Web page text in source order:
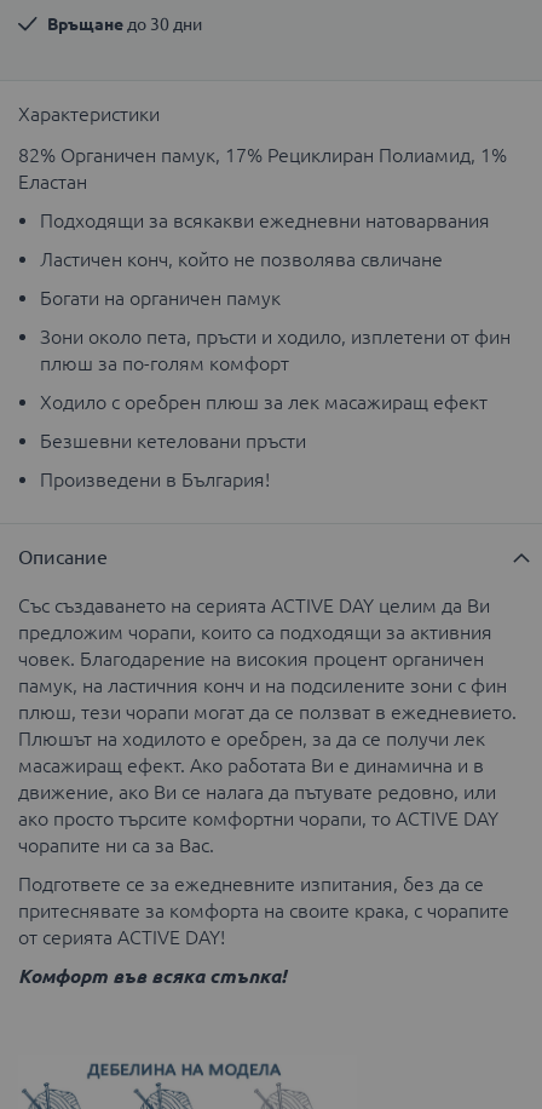
Връщане до 30 дни
Характеристики
82% Органичен памук, 17% Рециклиран Полиамид, 1%
Еластан
Подходящи за всякакви ежедневни натоварвания
Ластичен конч, който не позволява свличане
Богати на органичен памук
Зони около пета, пръсти и ходило, изплетени от фин
плюш за по-голям комфорт
Ходило с оребрен плюш за лек масажиращ ефект
Безшевни кетеловани пръсти
Произведени в България!
Описание
Със създаването на серията ACTIVE DAY целим да Ви
предложим чорапи, които са подходящи за активния
човек. Благодарение на високия процент органичен
памук, на ластичния конч и на подсилените зони с фин
плюш, тези чорапи могат да се ползват в ежедневието.
Плюшът на ходилото е оребрен, за да се получи лек
масажиращ ефект. Ако работата Ви е динамична и в
движение, ако Ви се налага да пътувате редовно, или
ако просто търсите комфортни чорапи, то ACTIVE DAY
чорапите ни са за Вас.
Подгответе се за ежедневните изпитания, без да се
притеснявате за комфорта на своите крака, с чорапите
от серията ACTIVE DAY!
Комфорт във всяка стъпка!